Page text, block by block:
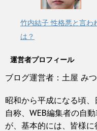
竹内結子 性格悪と言
は？
運営者プロフィール
ブログ運営者：土屋 み
昭和から平成になる頃、
自称、WEB編集者の自
が、基本的には、皆様